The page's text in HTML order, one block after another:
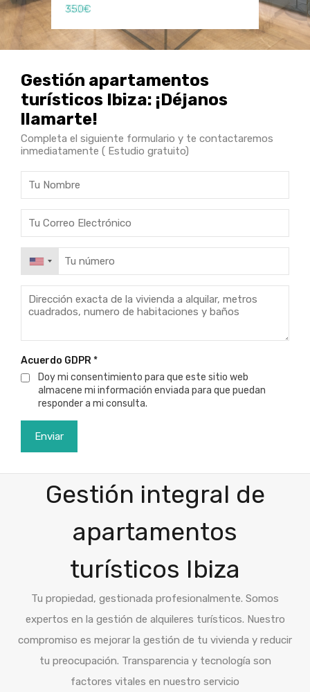
350€
150€
150€
Gestión apartamentos
turísticos Ibiza: ¡Déjanos
llamarte!
Completa el siguiente formulario y te contactaremos
inmediatamente ( Estudio gratuito)
Acuerdo GDPR*
Doy mi consentimiento para que este sitio web
almacene mi información enviada para que puedan
responder a mi consulta.
Gestión integral de
apartamentos
turísticos Ibiza
Tu propiedad, gestionada profesionalmente. Somos
expertos en la gestión de alquileres turísticos. Nuestro
compromiso es mejorar la gestión de tu vivienda y reducir
tu preocupación. Transparencia y tecnología son
factores vitales en nuestro servicio